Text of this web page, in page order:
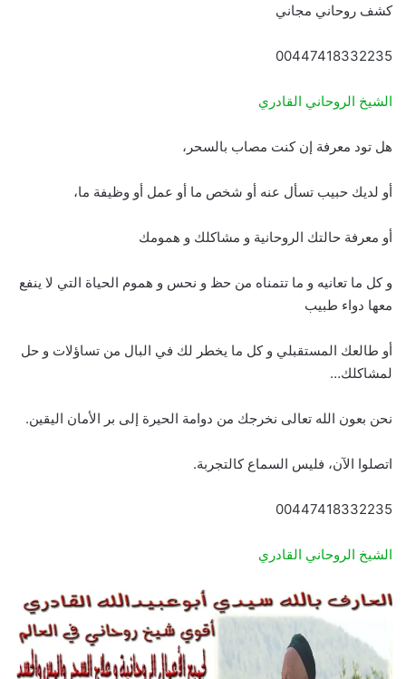
كشف روحاني مجاني
00447418332235
الشيخ الروحاني القادري
هل تود معرفة إن كنت مصاب بالسحر،
أو لديك حبيب تسأل عنه أو شخص ما أو عمل أو وظيفة ما،
أو معرفة حالتك الروحانية و مشاكلك و همومك
و كل ما تعانيه و ما تتمناه من حظ و نحس و هموم الحياة التي لا ينفع
معها دواء طبيب
أو طالعك المستقبلي و كل ما يخطر لك في البال من تساؤلات و حل
لمشاكلك…
نحن بعون الله تعالى نخرجك من دوامة الحيرة إلى بر الأمان اليقين.
اتصلوا الآن، فليس السماع كالتجربة.
00447418332235
الشيخ الروحاني القادري